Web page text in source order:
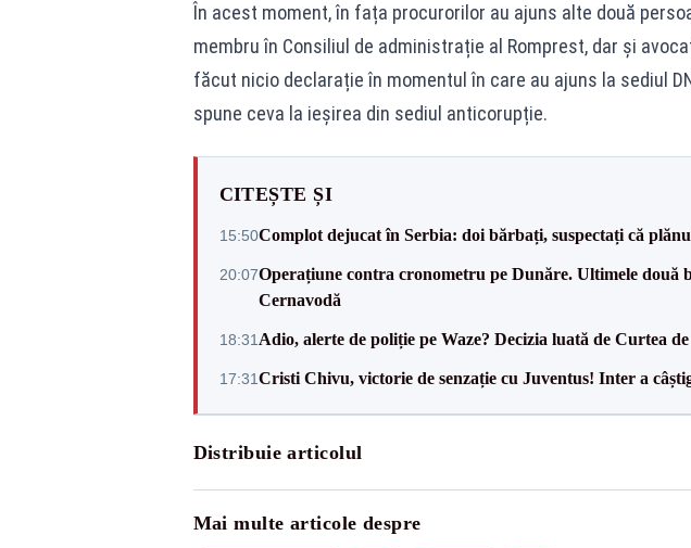
În acest moment, în fața procurorilor au ajuns alte două
membru în Consiliul de administrație al Romprest, dar și
făcut nicio declarație în momentul în care au ajuns la sediul
spune ceva la ieșirea din sediul anticorupție.
CITEȘTE ȘI
15:50Complot dejucat în Serbia: doi bărbați, suspectați că
20:07Operațiune contra cronometru pe Dunăre. Ultimele două
Cernavodă
18:31 Adio, alerte de poliție pe Waze? Decizia luată de Curtea
17:31Cristi Chivu, victorie de senzație cu Juventus! Inter a
Distribuie articolul
Mai multe articole despre